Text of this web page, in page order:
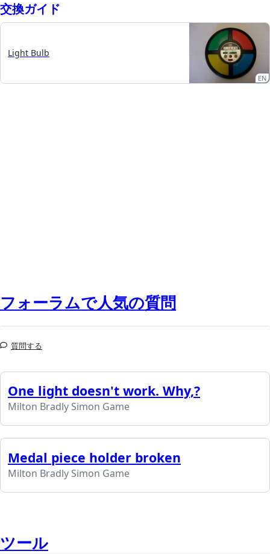
交換ガイド
Light Bulb
EN
フォーラムで人気の質問
質問する
One light doesn't work. Why,?
Milton Bradly Simon Game
Medal piece holder broken
Milton Bradly Simon Game
ツール